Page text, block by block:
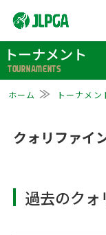
トーナメント
TOURNAMENTS
ホーム トーナメン
クォリファイ
過去のクォ